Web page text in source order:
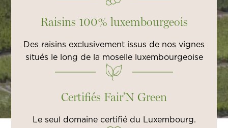
Raisins 100% luxembourgeois
Des raisins exclusivement issus de nos vignes
situés le long de la moselle luxembourgeoise
Certifiés Fair’N Green
Le seul domaine certifié du Luxembourg.